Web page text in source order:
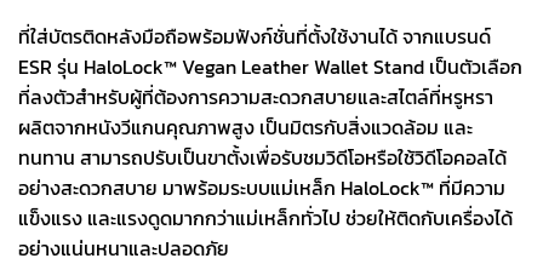
ที่ใส่บัตรติดหลังมือถือพร้อมฟังก์ชั่นที่ตั้งใช้งานได้ จากแบรนด์
ESR รุ่น HaloLock™ Vegan Leather Wallet Stand เป็นตัวเลือก
ที่ลงตัวสำหรับผู้ที่ต้องการความสะดวกสบายและสไตล์ที่หรูหรา
ผลิตจากหนังวีแกนคุณภาพสูง เป็นมิตรกับสิ่งแวดล้อม และ
ทนทาน สามารถปรับเป็นขาตั้งเพื่อรับชมวิดีโอหรือใช้วิดีโอคอลได้
อย่างสะดวกสบาย มาพร้อมระบบแม่เหล็ก HaloLock™ ที่มีความ
แข็งแรง และแรงดูดมากกว่าแม่เหล็กทั่วไป ช่วยให้ติดกับเครื่องได้
อย่างแน่นหนาและปลอดภัย